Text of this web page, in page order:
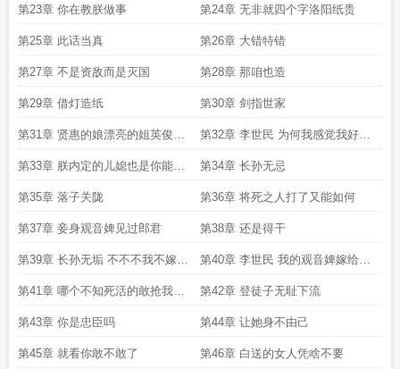
第23章 你在教朕做事 第24章 无非就四个字洛阳纸贵
第25章 此话当真 第26章 大错特错
第27章 不是资敌而是灭国 第28章 那咱也造
第29章 借灯造纸 第30章 剑指世家
第31章 贤惠的娘漂亮的姐英俊的
儿子和奇丑的爹
第32章 李世民 为何我感觉我好像
错过了什么
第33章 朕内定的儿媳也是你能抢
的
第34章 长孙无忌
第35章 落子关陇 第36章 将死之人打了又能如何
第37章 妾身观音婢见过郎君 第38章 还是得干
第39章 长孙无垢 不不不我不嫁李
世民
第40章 李世民 我的观音婢嫁给别
人了
第41章 哪个不知死活的敢抢我的
女人
第42章 登徒子无耻下流
第43章 你是忠臣吗 第44章 让她身不由己
第45章 就看你敢不敢了 第46章 白送的女人凭啥不要